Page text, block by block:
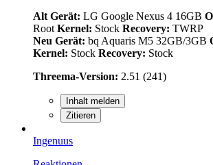
Alt Gerät: LG Google Nexus 4 16GB
Root Kernel: Stock Recovery: TWRP
Neu Gerät: bq Aquaris M5 32GB/3GB
Kernel: Stock Recovery: Stock
Threema-Version: 2.51 (241)
Inhalt melden
Zitieren
Ingenuus